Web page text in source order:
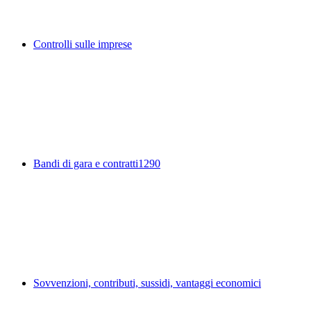
Controlli sulle imprese
Bandi di gara e contratti1290
Sovvenzioni, contributi, sussidi, vantaggi economici